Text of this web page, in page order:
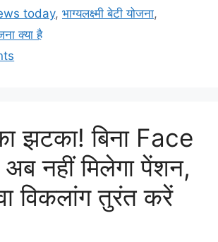
today, भाग्यलक्ष्मी बेटी योजना,
क्या है
झटका! बिना Face
नहीं मिलेगा पेंशन,
विकलांग तुरंत करें